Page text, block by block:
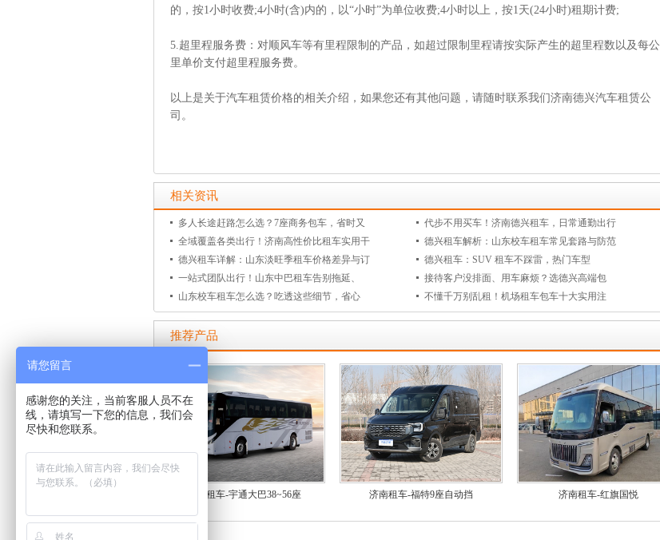
的，按1小时收费;4小时(含)内的，以“小时”为单位收费;4小时以上，按1天(24小时)租期计费;
5.超里程服务费：对顺风车等有里程限制的产品，如超过限制里程请按实际产生的超里程数以及每公
里单价支付超里程服务费。
以上是关于汽车租赁价格的相关介绍，如果您还有其他问题，请随时联系我们济南德兴汽车租赁公
司。
相关资讯
多人长途赶路怎么选？7座商务包车，省时又
代步不用买车！济南德兴租车，日常通勤出行
全域覆盖各类出行！济南高性价比租车实用干
德兴租车解析：山东校车租车常见套路与防范
德兴租车详解：山东淡旺季租车价格差异与订
德兴租车：SUV 租车不踩雷，热门车型
一站式团队出行！山东中巴租车告别拖延、
接待客户没排面、用车麻烦？选德兴高端包
山东校车租车怎么选？吃透这些细节，省心
不懂千万别乱租！机场租车包车十大实用注
推荐产品
济南租车-宇通大巴38~56座 济南租车-福特9座自动挡 济南租车-红旗国悦
请您留言
感谢您的关注，当前客服人员不在
线，请填写一下您的信息，我们会
尽快和您联系。